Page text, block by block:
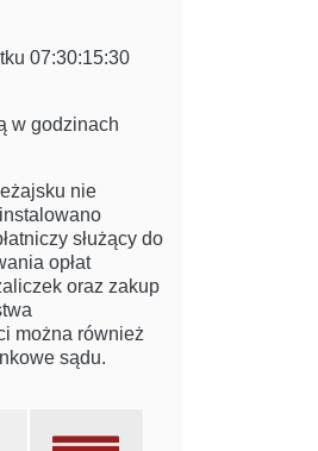
07:30:15:30
w godzinach
nie
służący do
opłat
oraz zakup
można również
sądu.